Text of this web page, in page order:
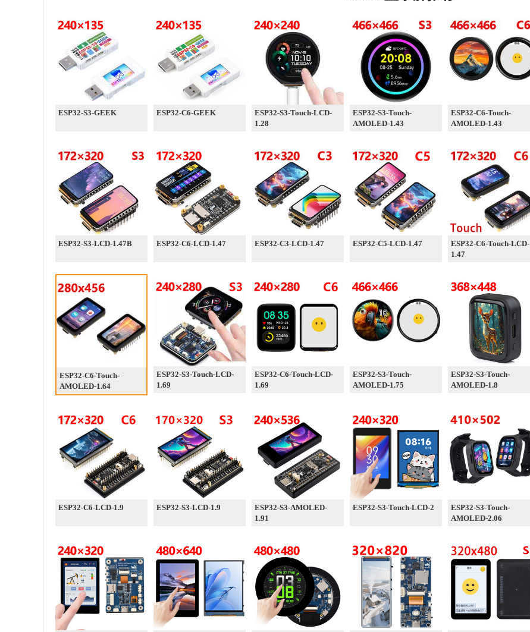
ESP32-S3-GEEK ESP32-C6-GEEK
ESP32-S3-Touch-LCD-
1.28
ESP32-S3-Touch-
AMOLED-1.43
ESP32-C6-Touch-
AMOLED-1.43
ESP32-S3-LCD-1.47B ESP32-C6-LCD-1.47 ESP32-C3-LCD-1.47 ESP32-C5-LCD-1.47
ESP32-C6-Touch-LCD-
1.47
ESP32-C6-Touch-
AMOLED-1.64
ESP32-S3-Touch-LCD-
1.69
ESP32-C6-Touch-LCD-
1.69
ESP32-S3-Touch-
AMOLED-1.75
ESP32-S3-Touch-
AMOLED-1.8
ESP32-C6-LCD-1.9 ESP32-S3-LCD-1.9
ESP32-S3-AMOLED-
1.91
ESP32-S3-Touch-LCD-2
ESP32-S3-Touch-
AMOLED-2.06